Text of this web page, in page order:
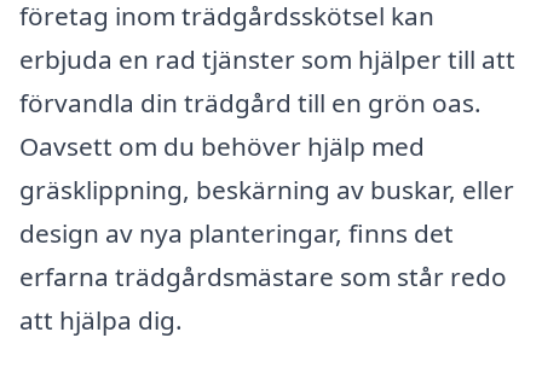
företag inom trädgårdsskötsel kan
erbjuda en rad tjänster som hjälper till att
förvandla din trädgård till en grön oas.
Oavsett om du behöver hjälp med
gräsklippning, beskärning av buskar, eller
design av nya planteringar, finns det
erfarna trädgårdsmästare som står redo
att hjälpa dig.